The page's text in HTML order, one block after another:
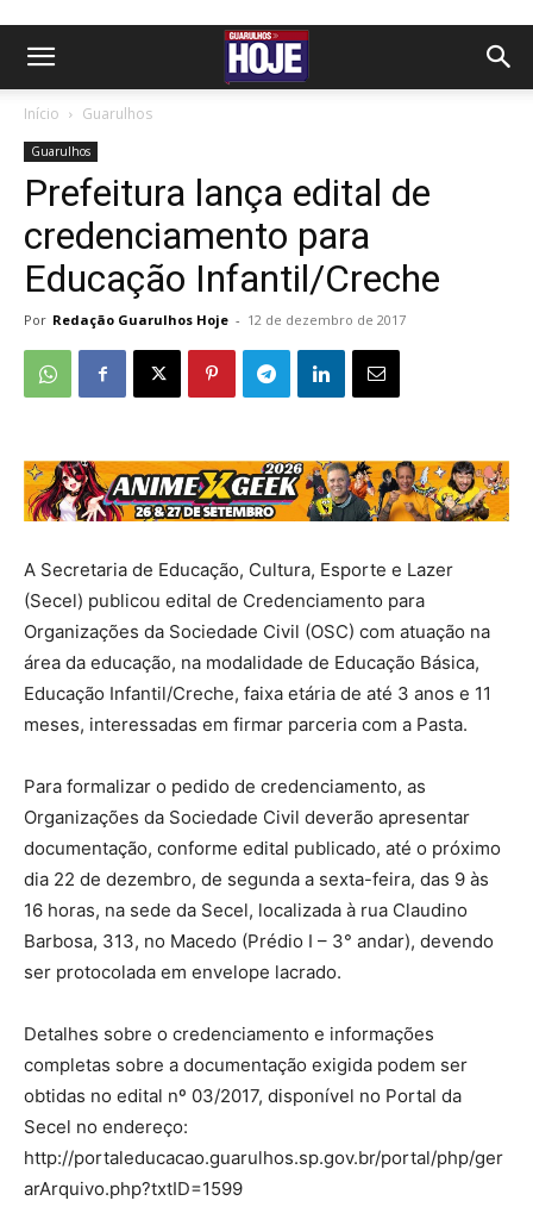
Início Guarulhos
Guarulhos
Prefeitura lança edital de
credenciamento para
Educação Infantil/Creche
Por Redação Guarulhos Hoje - 12 de dezembro de 2017
A Secretaria de Educação, Cultura, Esporte e Lazer
(Secel) publicou edital de Credenciamento para
Organizações da Sociedade Civil (OSC) com atuação na
área da educação, na modalidade de Educação Básica,
Educação Infantil/Creche, faixa etária de até 3 anos e 11
meses, interessadas em firmar parceria com a Pasta.
Para formalizar o pedido de credenciamento, as
Organizações da Sociedade Civil deverão apresentar
documentação, conforme edital publicado, até o próximo
dia 22 de dezembro, de segunda a sexta-feira, das 9 às
16 horas, na sede da Secel, localizada à rua Claudino
Barbosa, 313, no Macedo (Prédio I – 3° andar), devendo
ser protocolada em envelope lacrado.
Detalhes sobre o credenciamento e informações
completas sobre a documentação exigida podem ser
obtidas no edital nº 03/2017, disponível no Portal da
Secel no endereço:
http://portaleducacao.guarulhos.sp.gov.br/portal/php/ger
arArquivo.php?txtID=1599